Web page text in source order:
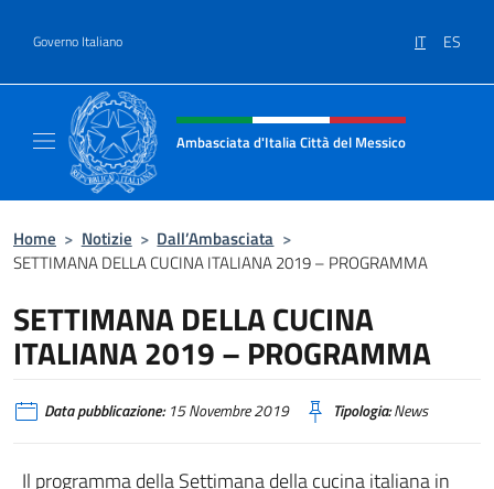
Governo Italiano IT ES
Intestazione sito, social e menù
Ambasciata d'Italia Città del Messico
Home > Notizie > Dall’Ambasciata >
SETTIMANA DELLA CUCINA ITALIANA 2019 – PROGRAMMA
SETTIMANA DELLA CUCINA
ITALIANA 2019 – PROGRAMMA
Data pubblicazione:15 Novembre 2019 Tipologia:News
Il programma della Settimana della cucina italiana in